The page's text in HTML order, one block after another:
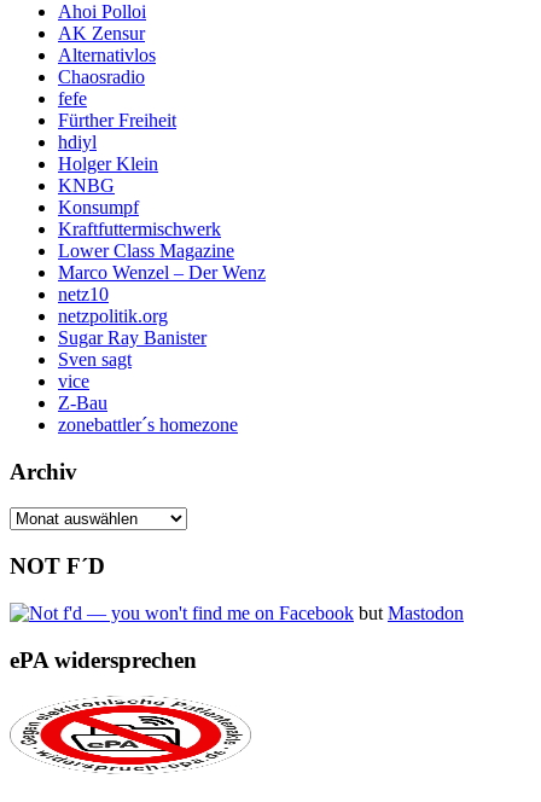
Ahoi Polloi
AK Zensur
Alternativlos
Chaosradio
fefe
Fürther Freiheit
hdiyl
Holger Klein
KNBG
Konsumpf
Kraftfuttermischwerk
Lower Class Magazine
Marco Wenzel – Der Wenz
netz10
netzpolitik.org
Sugar Ray Banister
Sven sagt
vice
Z-Bau
zonebattler´s homezone
Archiv
Archiv
NOT F´D
but Mastodon
ePA widersprechen